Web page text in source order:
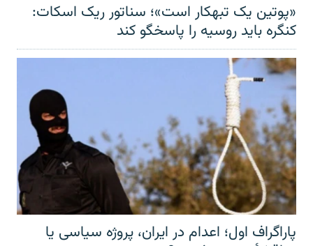
«پوتین یک تبهکار است»؛ سناتور ریک اسکات:
کنگره باید روسیه را پاسخگو کند
پاراگراف اول؛ اعدام در ایران، پروژه سیاسی یا